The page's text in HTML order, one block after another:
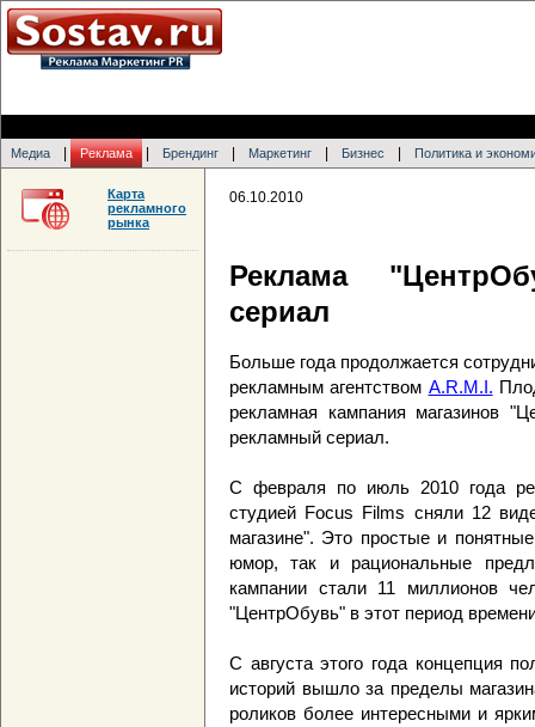
Медиа Реклама Брендинг Маркетинг Бизнес Политика и
06.10.2010
Реклама
сериал
Больше года продолжается
рекламным агентством A.R.M.I.
рекламная кампания магазинов
рекламный сериал.
С февраля по июль 2010 года
студией Focus Films сняли 12
магазине". Это простые и
юмор, так и рациональные
кампании стали 11 миллионов
"ЦентрОбувь" в этот период
С августа этого года концепция
историй вышло за пределы
роликов более интересными и
Карта
рекламного
рынка